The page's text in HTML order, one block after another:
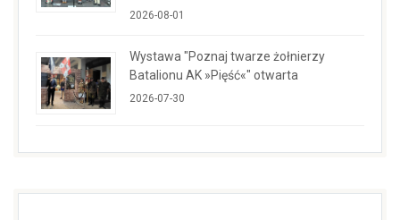
2026-08-01
Wystawa "Poznaj twarze żołnierzy
Batalionu AK »Pięść«" otwarta
2026-07-30